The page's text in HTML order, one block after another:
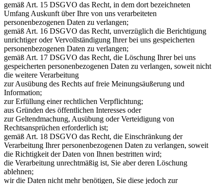
gemäß Art. 15 DSGVO das Recht, in dem dort bezeichneten
Umfang Auskunft über Ihre von uns verarbeiteten
personenbezogenen Daten zu verlangen;
gemäß Art. 16 DSGVO das Recht, unverzüglich die Berichtigung
unrichtiger oder Vervollständigung Ihrer bei uns gespeicherten
personenbezogenen Daten zu verlangen;
gemäß Art. 17 DSGVO das Recht, die Löschung Ihrer bei uns
gespeicherten personenbezogenen Daten zu verlangen, soweit nicht
die weitere Verarbeitung
zur Ausübung des Rechts auf freie Meinungsäußerung und
Information;
zur Erfüllung einer rechtlichen Verpflichtung;
aus Gründen des öffentlichen Interesses oder
zur Geltendmachung, Ausübung oder Verteidigung von
Rechtsansprüchen erforderlich ist;
gemäß Art. 18 DSGVO das Recht, die Einschränkung der
Verarbeitung Ihrer personenbezogenen Daten zu verlangen, soweit
die Richtigkeit der Daten von Ihnen bestritten wird;
die Verarbeitung unrechtmäßig ist, Sie aber deren Löschung
ablehnen;
wir die Daten nicht mehr benötigen, Sie diese jedoch zur